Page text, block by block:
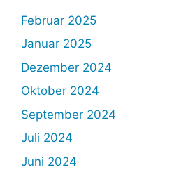
Februar 2025
Januar 2025
Dezember 2024
Oktober 2024
September 2024
Juli 2024
Juni 2024